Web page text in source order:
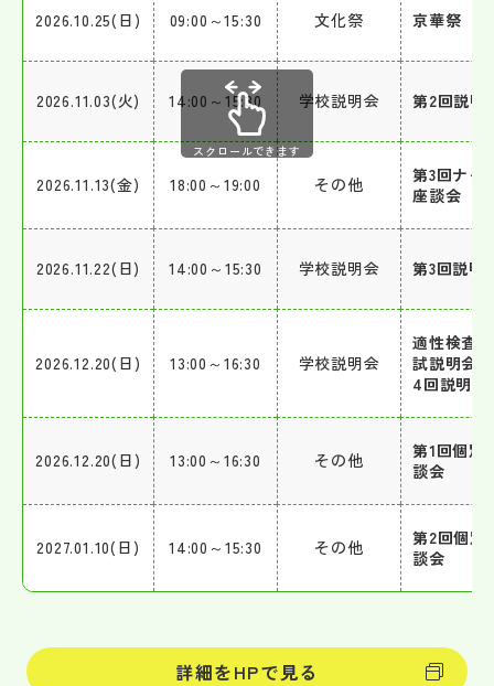
2026.10.25(日) 09:00～15:30 文化祭 京華祭
2026.11.03(火) 14:00～15:30 学校説明会 第2回説明
2026.11.13(金) 18:00～19:00 その他
第3回ナイ
座談会
2026.11.22(日) 14:00～15:30 学校説明会 第3回説明
2026.12.20(日) 13:00～16:30 学校説明会
適性検査
試説明会/
4回説明会
2026.12.20(日) 13:00～16:30 その他
第1回個別
談会
2027.01.10(日) 14:00～15:30 その他
第2回個別
談会
スクロールできます
詳細をHPで見る